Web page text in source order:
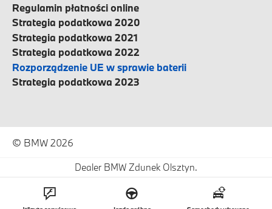
Dealer BMW Zdunek Olsztyn.
Regulamin płatności online
Strategia podatkowa 2020
Strategia podatkowa 2021
Strategia podatkowa 2022
Rozporządzenie UE w sprawie baterii
Strategia podatkowa 2023
© BMW 2026